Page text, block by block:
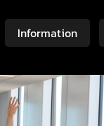
Information